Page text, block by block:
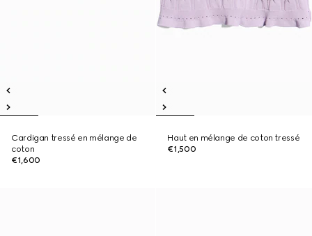
Cardigan tressé en mélange de
coton
€1,600
Haut en mélange de coton tressé
€1,500